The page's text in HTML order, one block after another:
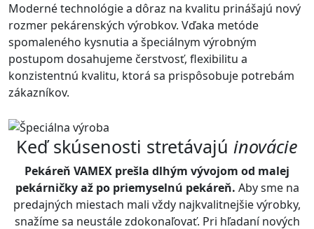
Moderné technológie a dôraz na kvalitu prinášajú nový
rozmer pekárenských výrobkov. Vďaka metóde
spomaleného kysnutia a špeciálnym výrobným
postupom dosahujeme čerstvosť, flexibilitu a
konzistentnú kvalitu, ktorá sa prispôsobuje potrebám
zákazníkov.
Keď skúsenosti stretávajú inovácie
Pekáreň VAMEX prešla dlhým vývojom od malej
pekárničky až po priemyselnú pekáreň. Aby sme na
predajných miestach mali vždy najkvalitnejšie výrobky,
snažíme sa neustále zdokonaľovať. Pri hľadaní nových